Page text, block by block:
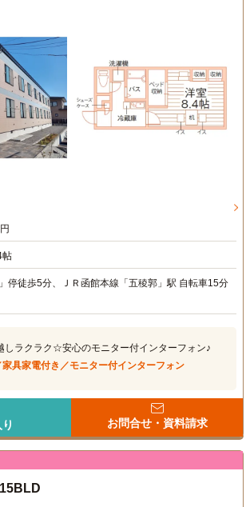
帖
停徒歩5分、ＪＲ函館本線「五稜郭」駅 自転車15分
しラクラク☆安心のモニター付インターフォン♪
具家電付き／モニター付インターフォン
お問合せ・資料請求